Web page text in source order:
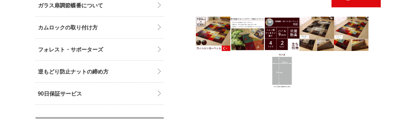
ガラス扉調節蝶番について
カムロックの取り付け方
フォレスト・サポーターズ
逆もどり防止ナットの締め方
90日保証サービス